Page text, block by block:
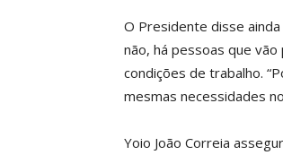
O Presidente disse
não, há pessoas que
condições de trabalho.
mesmas necessidades
Yoio João Correia